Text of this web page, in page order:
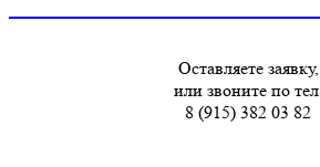
Оставляете заявку,
или звоните по тел.
8 (915) 382 03 82